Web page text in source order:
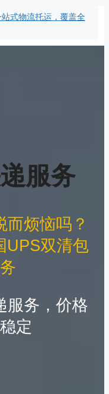
式物流托运，覆盖全
服务
而烦恼吗？
UPS双清包
服务，价格
定